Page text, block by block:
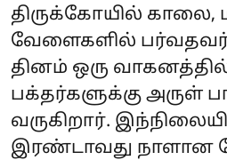
திருக்கோயில் காலை,
வேளைகளில்
தினம் ஒரு
பக்தர்களுக்கு அருள்
வருகிறார்.
இரண்டாவது நாளான